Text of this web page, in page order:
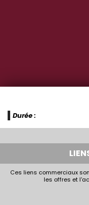
Durée :
Ces liens commerciaux
les offres et